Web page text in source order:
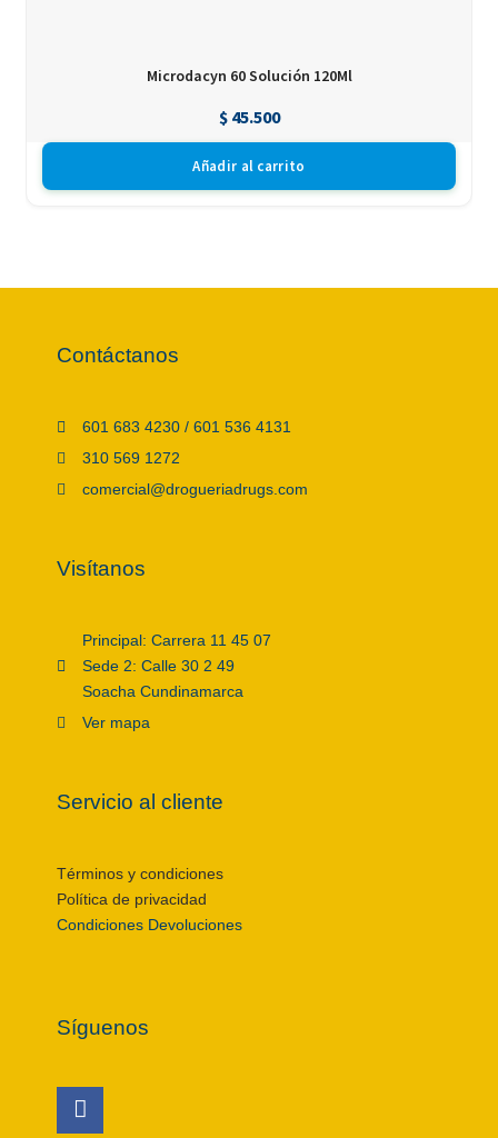
Microdacyn 60 Solución 120Ml
$45.500
Añadir al carrito
Contáctanos
601 683 4230 / 601 536 4131
310 569 1272
comercial@drogueriadrugs.com
Visítanos
Principal: Carrera 11 45 07
Sede 2: Calle 30 2 49
Soacha Cundinamarca
Ver mapa
Servicio al cliente
Términos y condiciones
Política de privacidad
Condiciones Devoluciones
Síguenos